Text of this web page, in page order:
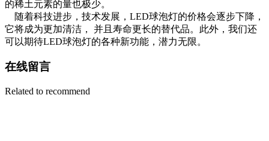
的稀土元素的量也极少。
随着科技进步，技术发展，LED球泡灯的价格会逐步下降，
它将成为更加清洁， 并且寿命更长的替代品。此外，我们还
可以期待LED球泡灯的各种新功能，潜力无限。
在线留言
Related to recommend